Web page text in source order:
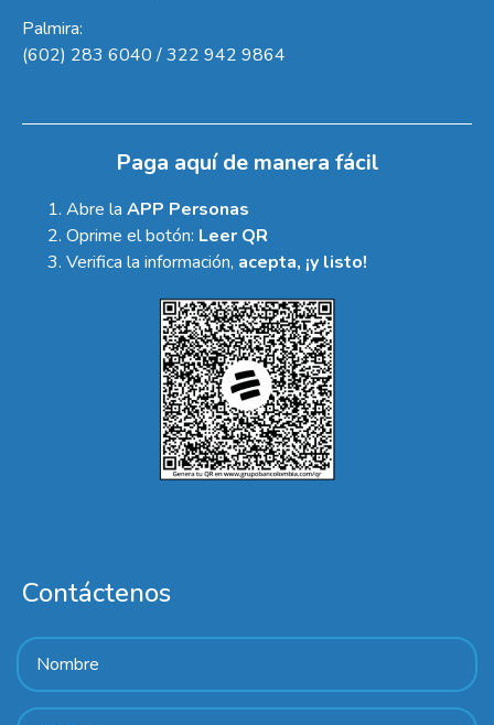
Palmira:
(602) 283 6040 / 322 942 9864
Paga aquí de manera fácil
Abre la APP Personas
Oprime el botón: Leer QR
Verifica la información, acepta, ¡y listo!
Contáctenos